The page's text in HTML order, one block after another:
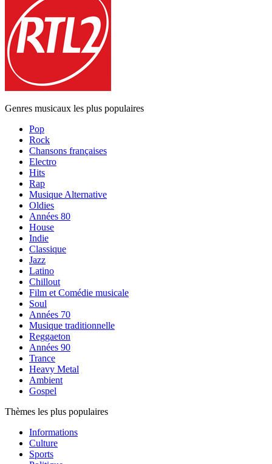
Genres musicaux les plus populaires
Pop
Rock
Chansons françaises
Electro
Hits
Rap
Musique Alternative
Oldies
Années 80
House
Indie
Classique
Jazz
Latino
Chillout
Film et Comédie musicale
Soul
Années 70
Musique traditionnelle
Reggaeton
Années 90
Trance
Heavy Metal
Ambient
Gospel
Thèmes les plus populaires
Informations
Culture
Sports